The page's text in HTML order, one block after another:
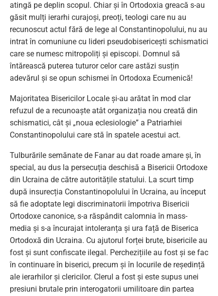
atingă pe deplin scopul. Chiar și în Ortodoxia greacă s-au
găsit mulți ierarhi curajoși, preoți, teologi care nu au
recunoscut actul fără de lege al Constantinopolului, nu au
intrat în comuniune cu lideri pseudobisericești schismatici
care se numesc mitropoliți și episcopi. Domnul să
întărească puterea tuturor celor care astăzi susțin
adevărul și se opun schismei în Ortodoxa Ecumenică!
Majoritatea Bisericilor Locale și-au arătat în mod clar
refuzul de a recunoaște atât organizația nou creată din
schismatici, cât și „noua eclesiologie” a Patriarhiei
Constantinopolului care stă în spatele acestui act.
Tulburările semănate de Fanar au dat roade amare și, în
special, au dus la persecuția deschisă a Bisericii Ortodoxe
din Ucraina de către autoritățile statului. La scurt timp
după insurecția Constantinopolului în Ucraina, au început
să fie adoptate legi discriminatorii împotriva Bisericii
Ortodoxe canonice, s-a răspândit calomnia în mass-
media și s-a încurajat intoleranța și ura față de Biserica
Ortodoxă din Ucraina. Cu ajutorul forței brute, bisericile au
fost și sunt confiscate ilegal. Perchezițiile au fost și se fac
în continuare în biserici, precum și în locurile de reședință
ale ierarhilor și clericilor. Clerul a fost și este supus unei
presiuni brutale prin interogatorii umilitoare din partea